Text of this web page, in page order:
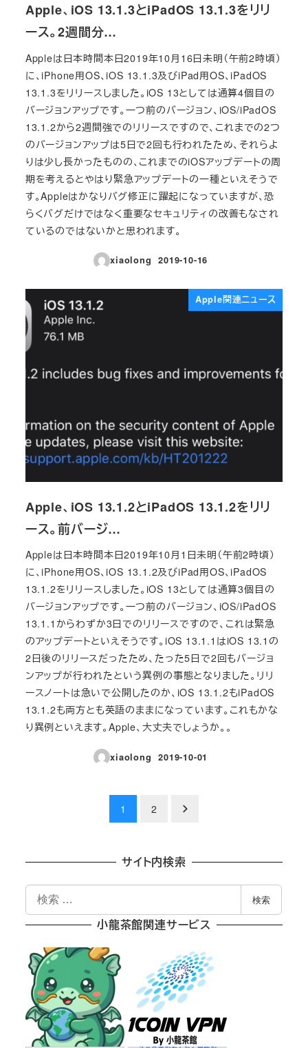
Apple、iOS 13.1.3とiPadOS 13.1.3をリリ
ース。2週間分…
Appleは日本時間本日2019年10月16日未明（午前2時頃）
に、iPhone用OS、iOS 13.1.3及びiPad用OS、iPadOS
13.1.3をリリースしました。iOS 13としては通算4個目の
バージョンアップです。一つ前のバージョン、iOS/iPadOS
13.1.2から2週間強でのリリースですので、これまでの2つ
のバージョンアップは5日で2回も行われたため、それらよ
りは少し長かったものの、これまでのiOSアップデートの周
期を考えるとやはり緊急アップデートの一種といえそうで
す。Appleはかなりバグ修正に躍起になっていますが、恐
らくバグだけではなく重要なセキュリティの改善もなされ
ているのではないかと思われます。
xiaolong
投稿日
2019-10-16
Apple関連ニュース
Apple、iOS 13.1.2とiPadOS 13.1.2をリリ
ース。前バージ…
Appleは日本時間本日2019年10月1日未明（午前2時頃）
に、iPhone用OS、iOS 13.1.2及びiPad用OS、iPadOS
13.1.2をリリースしました。iOS 13としては通算3個目の
バージョンアップです。一つ前のバージョン、iOS/iPadOS
13.1.1からわずか3日でのリリースですので、これは緊急
のアップデートといえそうです。iOS 13.1.1はiOS 13.1の
2日後のリリースだったため、たった5日で2回もバージョ
ンアップが行われたという異例の事態となりました。リリ
ースノートは急いで公開したのか、iOS 13.1.2もiPadOS
13.1.2も両方とも英語のままになっています。これもかな
り異例といえます。Apple、大丈夫でしょうか。。
xiaolong
投稿日
2019-10-01
の
ペ
ー
ジ
送
り
1 2
サイト内検索
索
検索
小龍茶館関連サービス